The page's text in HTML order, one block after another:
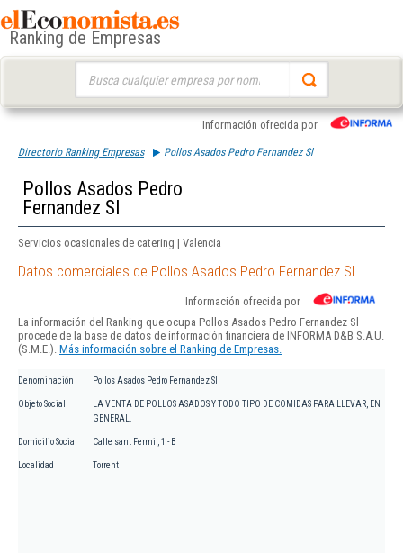
Ranking de Empresas
Información ofrecida por
Directorio Ranking Empresas Pollos Asados Pedro Fernandez Sl
Pollos Asados Pedro
Fernandez Sl
Servicios ocasionales de catering | Valencia
Datos comerciales de Pollos Asados Pedro Fernandez Sl
Información ofrecida por
La información del Ranking que ocupa Pollos Asados Pedro Fernandez Sl
procede de la base de datos de información financiera de INFORMA D&B S.A.U.
(S.M.E.). Más información sobre el Ranking de Empresas.
Denominación Pollos Asados Pedro Fernandez Sl
Objeto Social
LA VENTA DE POLLOS ASADOS Y TODO TIPO DE COMIDAS PARA LLEVAR, EN
GENERAL.
Domicilio Social Calle sant Fermi , 1 - B
Localidad Torrent